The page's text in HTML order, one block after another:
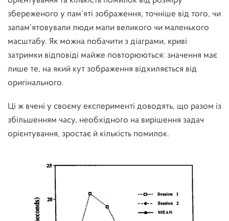
збереженого у пам’яті зображення, точніше від того, чи
запам’ятовували люди мапи великого чи маленького
масштабу. Як можна побачити з діаграми, криві
затримки відповіді майже повторюються: значення має
лише те, на який кут зображення відхиляється від
оригінального.
Ці ж вчені у своєму експерименті доводять, що разом із
збільшенням часу, необхідного на вирішення задач
орієнтування, зростає й кількість помилок.